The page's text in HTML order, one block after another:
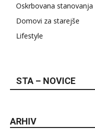
Oskrbovana stanovanja
Domovi za starejše
Lifestyle
STA – NOVICE
ARHIV